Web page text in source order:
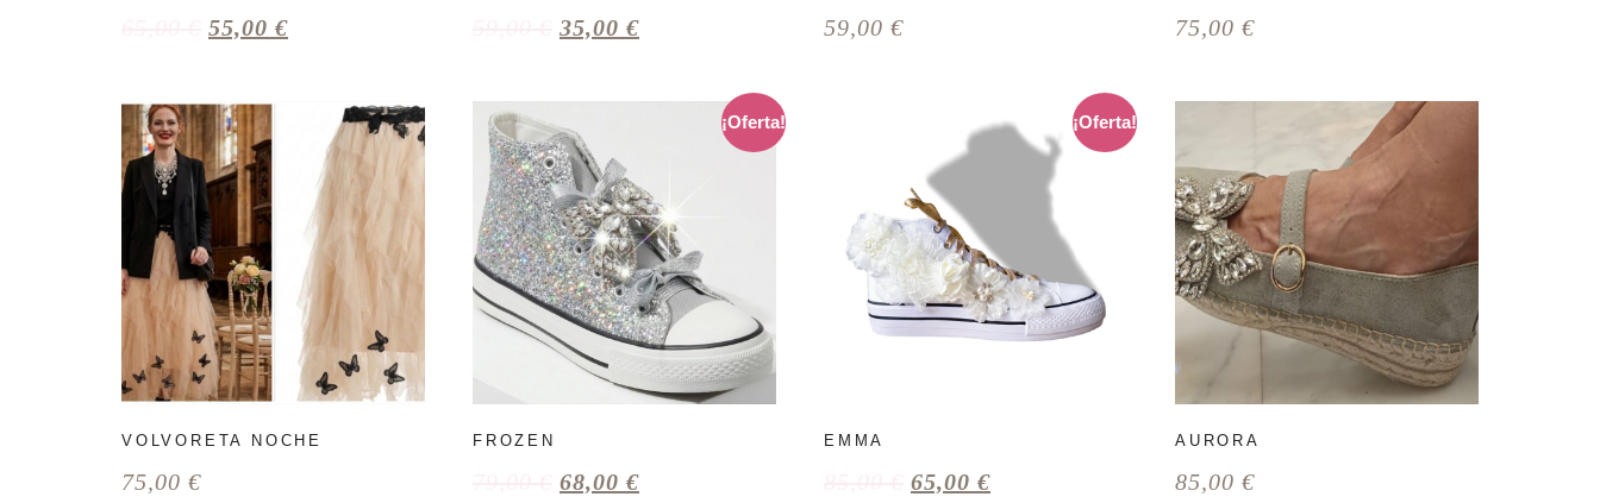
55,00 € 35,00 € 59,00 € 75,00 €
VOLVORETA NOCHE
75,00 €
¡Oferta!
FROZEN
68,00 €
¡Oferta!
EMMA
65,00 €
AURORA
85,00 €